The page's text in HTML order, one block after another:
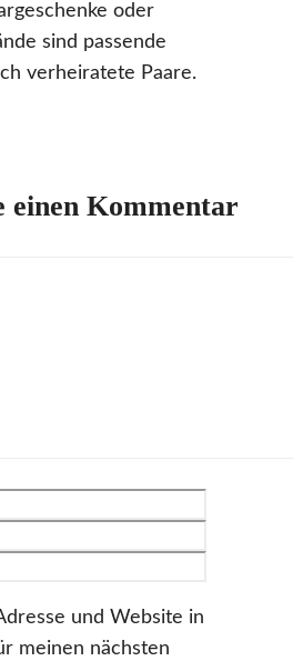
oder
sind passende
verheiratete Paare.
einen Kommentar
und Website in
meinen nächsten